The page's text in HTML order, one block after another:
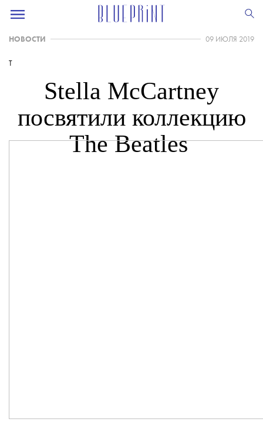
НОВОСТИ 09 ИЮЛЯ 2019
T
Stella McCartney
посвятили коллекцию
The Beatles